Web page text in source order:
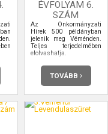
ÉVFOLYAM 6.
SZÁM
Az Önkormányzati
Hírek 500 példányban
jelenik meg Véménden.
Teljes terjedelmében
elolvashatja.
TOVÁBB